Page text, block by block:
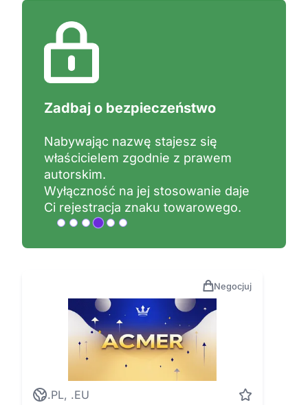
Zadbaj o bezpieczeństwo
Nabywając nazwę stajesz się
właścicielem zgodnie z prawem
autorskim.
Wyłączność na jej stosowanie daje
Ci rejestracja znaku towarowego.
Negocjuj
.PL, .EU